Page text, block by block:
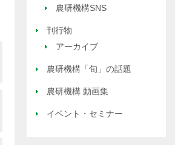
農研機構SNS
刊行物
アーカイブ
農研機構「旬」の話題
農研機構 動画集
イベント・セミナー